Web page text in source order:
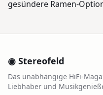
gesündere Ramen-
◉ Stereofeld
Das unabhängige HiFi-
Liebhaber und